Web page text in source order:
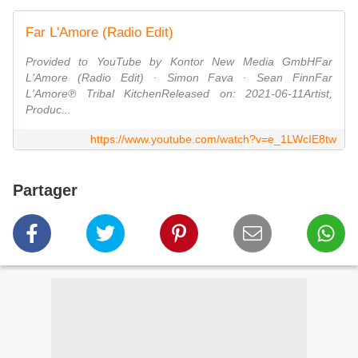
Far L'Amore (Radio Edit)
Provided to YouTube by Kontor New Media GmbHFar
L'Amore (Radio Edit) · Simon Fava · Sean FinnFar
L'Amore℗ Tribal KitchenReleased on: 2021-06-11Artist,
Produc...
https://www.youtube.com/watch?v=e_1LWcIE8tw
Partager